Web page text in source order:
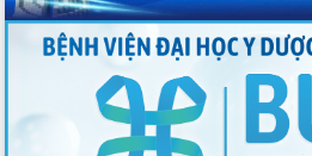
Công bố quyết định của Ban Thường
vụ Tỉnh ủy về công tác cán bộ
Nâng cao trách nhiệm người đứng
đầu, phát huy tinh thần chủ động,
sáng tạo để đảm bảo tiến độ giải ngân
vốn đầu tư công năm 2025